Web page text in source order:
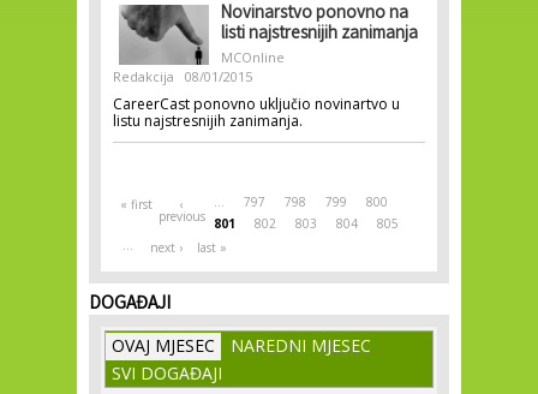
Novinarstvo ponovno na
listi najstresnijih zanimanja
MCOnline
Redakcija
08/01/2015
CareerCast ponovno uključio novinartvo u
listu najstresnijih zanimanja.
Pages
« first ‹
previous
… 797 798 799
800
801
802 803 804
805
…
next › last »
DOGAĐAJI
OVAJ MJESEC
NAREDNI MJESEC
SVI DOGAĐAJI